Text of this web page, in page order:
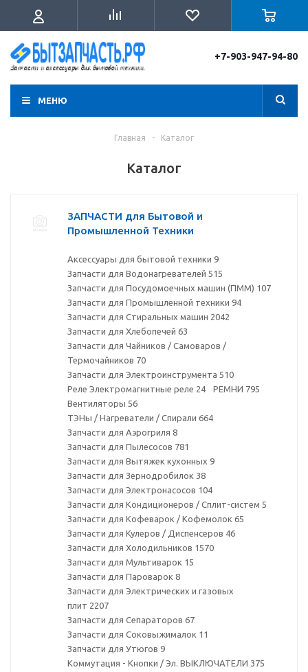
+7-903-947-94-80
МЕНЮ
Главная - Каталог
Каталог
ЗАПЧАСТИ для Бытовой и
Промышленной Техники
Аксессуары для бытовой техники 9
Запчасти для Водонагревателей 515
Запчасти для Посудомоечных машин (ПММ) 107
Запчасти для Промышленной техники 94
Запчасти для Стиральных машин 2042
Запчасти для Хлебопечей 63
Запчасти для Чайников / Самоваров /
Термочайников 70
Запчасти для Электроинструмента 510
Реле Электромагнитные реле 24 РЕМНИ 795
Вентиляторы 56
ТЭНы / Нагреватели / Спирали 664
Запчасти для Аэрогриля 8
Запчасти для Пылесосов 781
Запчасти для Вытяжек кухонных 9
Запчасти для Зернодробилок 38
Запчасти для Электронасосов 104
Запчасти для Кондиционеров / Сплит-систем 5
Запчасти для Кофеварок / Кофемолок 65
Запчасти для Кулеров / Диспенсеров 46
Запчасти для Холодильников 1570
Запчасти для Мультиварок 15
Запчасти для Пароварок 8
Запчасти для Электрических и газовых
плит 2207
Запчасти для Сепараторов 67
Запчасти для Соковыжималок 11
Запчасти для Утюгов 9
Коммутация - Кнопки / Эл. ВЫКЛЮЧАТЕЛИ 375